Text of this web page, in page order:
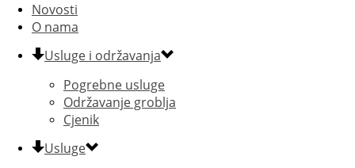
Novosti
O nama
Usluge i održavanja
Pogrebne usluge
Održavanje groblja
Cjenik
Usluge